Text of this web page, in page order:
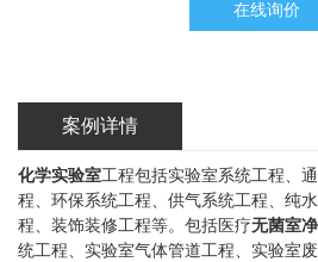
在线询价
案例详情
化学实验室工程包括实验室系统工程、
程、环保系统工程、供气系统工程、纯
程、装饰装修工程等。包括医疗无菌室
统工程、实验室气体管道工程、实验室